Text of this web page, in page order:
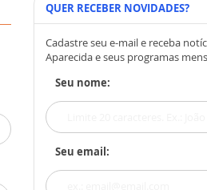
QUER RECEBER NOVIDADES?
Cadastre seu e-mail e receba
Aparecida e seus programas
Seu nome:
Seu email: